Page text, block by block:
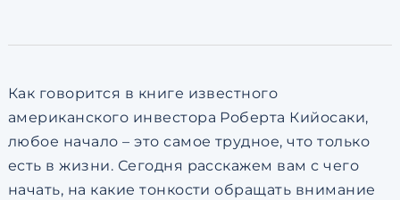
Как говорится в книге известного
американского инвестора Роберта Кийосаки,
любое начало – это самое трудное, что только
есть в жизни. Сегодня расскажем вам с чего
начать, на какие тонкости обращать внимание